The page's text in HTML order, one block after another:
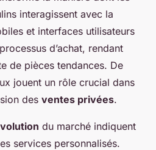
interagissent avec la
et interfaces utilisateurs
d’achat, rendant
de pièces tendances. De
jouent un rôle crucial dans
des ventes privées.
du marché indiquent
services personnalisés.